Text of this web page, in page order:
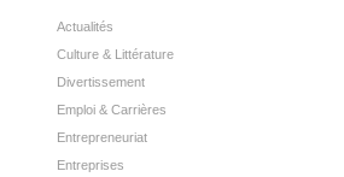
Actualités
Culture & Littérature
Divertissement
Emploi & Carrières
Entrepreneuriat
Entreprises